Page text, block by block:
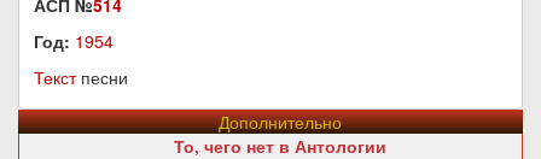
АСП №514
Год: 1954
Текстпесни
Дополнительно
То, чего нет в Антологии